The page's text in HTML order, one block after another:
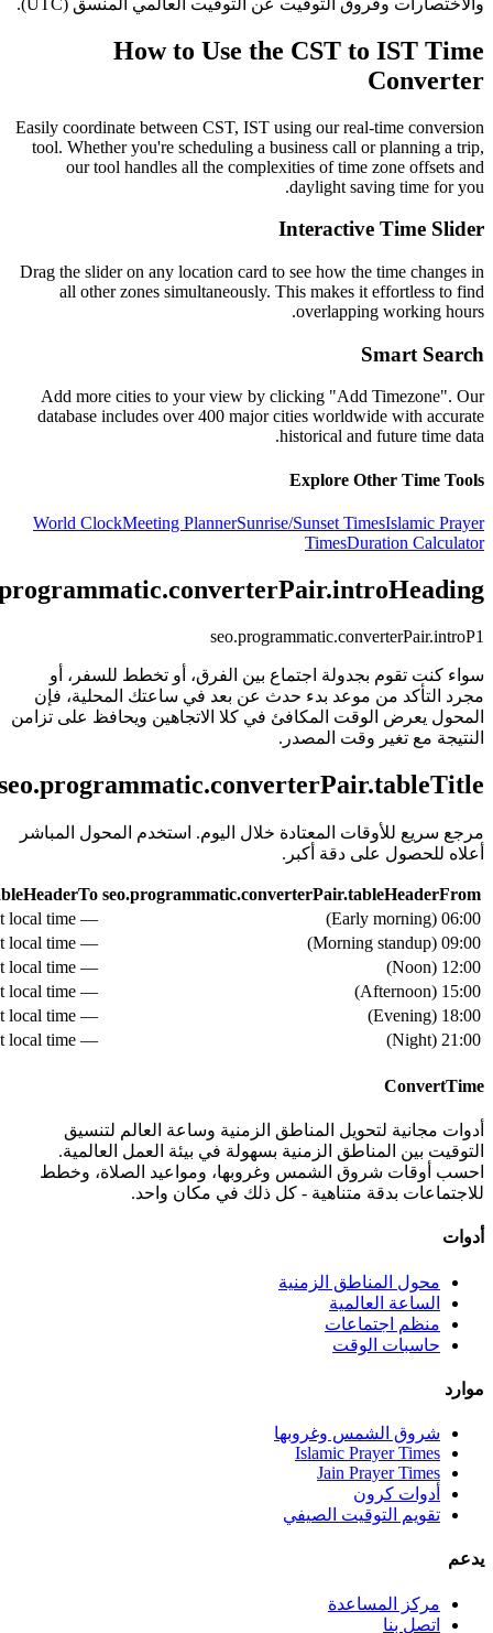
How to Use the CST to IST Time
Converter
Easily coordinate between CST, IST using our real-time conversion
tool. Whether you're scheduling a business call or planning a trip,
our tool handles all the complexities of time zone offsets and
daylight saving time for you.
Interactive Time Slider
Drag the slider on any location card to see how the time changes in
all other zones simultaneously. This makes it effortless to find
overlapping working hours.
Smart Search
Add more cities to your view by clicking "Add Timezone". Our
database includes over 400 major cities worldwide with accurate
historical and future time data.
Explore Other Time Tools
World ClockMeeting PlannerSunrise/Sunset TimesIslamic Prayer
TimesDuration Calculator
seo.programmatic.converterPair.introP1
سواء كنت تقوم بجدولة اجتماع بين الفرق، أو تخطط للسفر، أو
مجرد التأكد من موعد بدء حدث عن بعد في ساعتك المحلية، فإن
المحول يعرض الوقت المكافئ في كلا الاتجاهين ويحافظ على تزامن
النتيجة مع تغير وقت المصدر.
مرجع سريع للأوقات المعتادة خلال اليوم. استخدم المحول المباشر
أعلاه للحصول على دقة أكبر.
seo.programmatic.converterPair.tableHeaderFrom
06:00
(
Early morning
)
— see live converter above for exact local time
09:00
(
Morning standup
)
— see live converter above for exact local time
12:00
(
Noon
)
— see live converter above for exact local time
15:00
(
Afternoon
)
— see live converter above for exact local time
18:00
(
Evening
)
— see live converter above for exact local time
21:00
(
Night
)
— see live converter above for exact local time
ConvertTime
أدوات مجانية لتحويل المناطق الزمنية وساعة العالم لتنسيق
التوقيت بين المناطق الزمنية بسهولة في بيئة العمل العالمية.
احسب أوقات شروق الشمس وغروبها، ومواعيد الصلاة، وخطط
للاجتماعات بدقة متناهية - كل ذلك في مكان واحد.
أدوات
محول المناطق الزمنية
الساعة العالمية
منظم اجتماعات
حاسبات الوقت
موارد
شروق الشمس وغروبها
Islamic Prayer Times
Jain Prayer Times
أدوات كرون
تقويم التوقيت الصيفي
يدعم
مركز المساعدة
اتصل بنا